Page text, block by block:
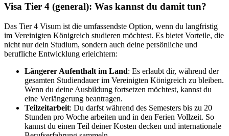
Visa Tier 4 (general): Was kannst du damit tun?
Das Tier 4 Visum ist die umfassendste Option, wenn du langfristig
im Vereinigten Königreich studieren möchtest. Es bietet Vorteile, die
nicht nur dein Studium, sondern auch deine persönliche und
berufliche Entwicklung erleichtern:
Längerer Aufenthalt im Land: Es erlaubt dir, während der
gesamten Studiendauer im Vereinigten Königreich zu bleiben.
Wenn du deine Ausbildung fortsetzen möchtest, kannst du
eine Verlängerung beantragen.
Teilzeitarbeit: Du darfst während des Semesters bis zu 20
Stunden pro Woche arbeiten und in den Ferien Vollzeit. So
kannst du einen Teil deiner Kosten decken und internationale